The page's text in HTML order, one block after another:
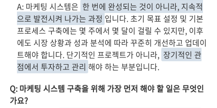
A: 마케팅 시스템은 한 번에 완성되는 것이 아니라, 지속적
으로 발전시켜 나가는 과정 입니다. 초기 목표 설정 및 기본
프로세스 구축에는 몇 주에서 몇 달이 걸릴 수 있지만, 이후
에도 시장 상황과 성과 분석에 따라 꾸준히 개선하고 업데이
트해야 합니다. 단기적인 프로젝트가 아니라, 장기적인 관
점에서 투자하고 관리 해야 하는 부분입니다.
Q: 마케팅 시스템 구축을 위해 가장 먼저 해야 할 일은 무엇인
가요?